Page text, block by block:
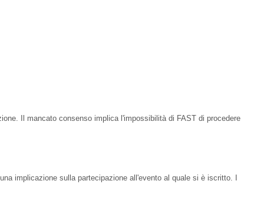
Il mancato consenso implica l'impossibilità di FAST di procedere
implicazione sulla partecipazione all'evento al quale si è iscritto. I